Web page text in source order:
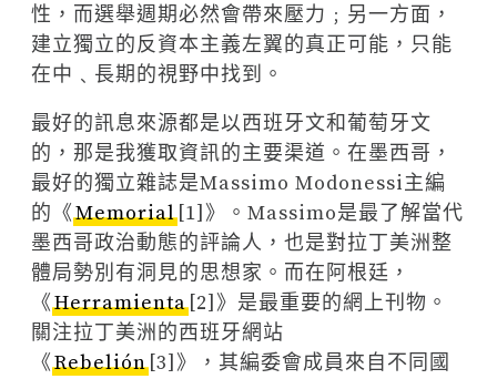
性，而選舉週期必然會帶來壓力﹔另一方面，
建立獨立的反資本主義左翼的真正可能，只能
在中﹑長期的視野中找到。
最好的訊息來源都是以西班牙文和葡萄牙文
的，那是我獲取資訊的主要渠道。在墨西哥，
最好的獨立雜誌是Massimo Modonessi主編
的《Memorial [1]》。Massimo是最了解當代
墨西哥政治動態的評論人，也是對拉丁美洲整
體局勢別有洞見的思想家。而在阿根廷，
《Herramienta [2]》是最重要的網上刊物。
關注拉丁美洲的西班牙網站
《Rebelión [3]》，其編委會成員來自不同國